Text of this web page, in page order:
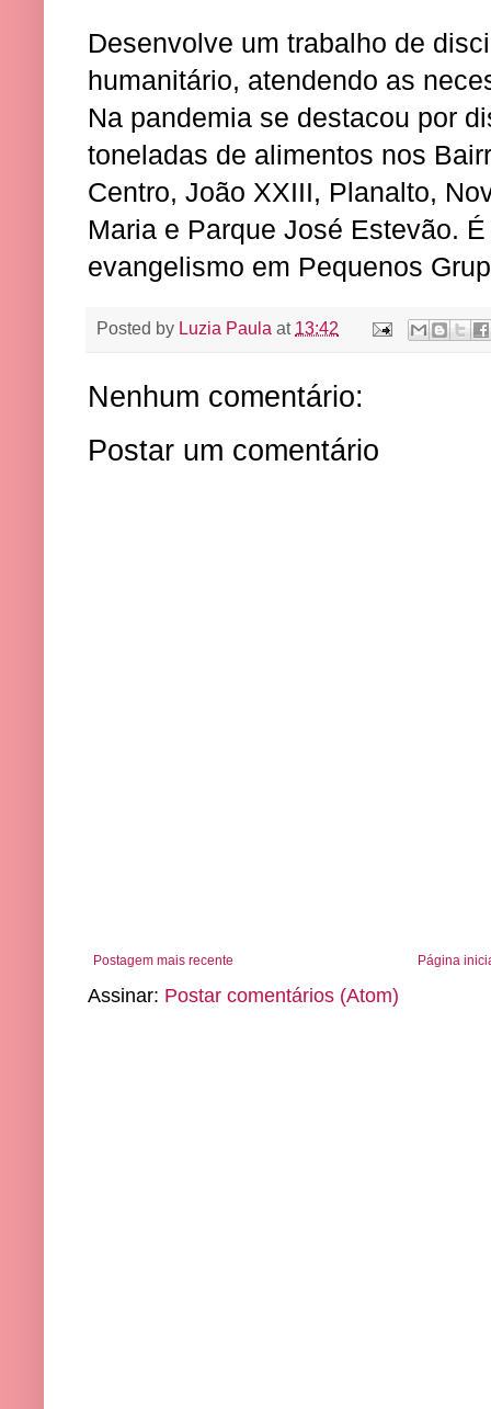
Desenvolve um trabalho de
humanitário, atendendo as
Na pandemia se destacou por
toneladas de alimentos nos
Centro, João XXIII, Planalto,
Maria e Parque José Estevão.
evangelismo em Pequenos
Posted by Luzia Paula at 13:42
Nenhum comentário:
Postar um comentário
Postagem mais recente Página
Assinar: Postar comentários (Atom)